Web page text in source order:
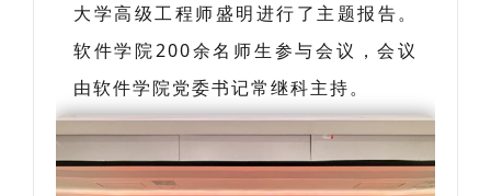
大学高级工程师盛明进行了主题报告。
软件学院200余名师生参与会议，会议
由软件学院党委书记常继科主持。